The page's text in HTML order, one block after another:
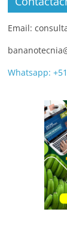
Email:
Whatsapp: